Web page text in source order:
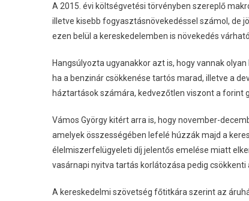
A 2015. évi költségvetési törvényben szereplő
illetve kisebb fogyasztásnövekedéssel számol, de
ezen belül a kereskedelemben is növekedés
Hangsúlyozta ugyanakkor azt is, hogy vannak
ha a benzinár csökkenése tartós marad, illetve a
háztartások számára, kedvezőtlen viszont a forint
Vámos György kitért arra is, hogy november-
amelyek összességében lefelé húzzák majd a
élelmiszerfelügyeleti díj jelentős emelése miatt
vasárnapi nyitva tartás korlátozása pedig
A kereskedelmi szövetség főtitkára szerint az